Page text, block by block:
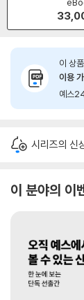
이 상
이용
예스
시리즈의 신
이 분야의 이